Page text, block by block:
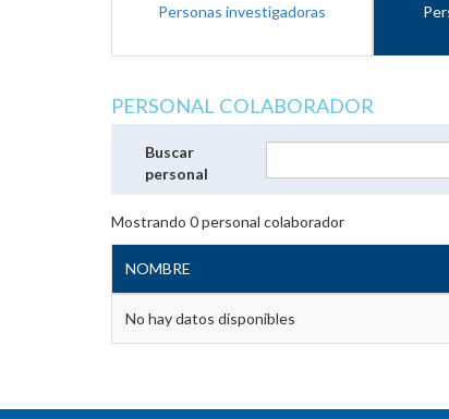
Personas investigadoras
PERSONAL COLABORADOR
Buscar
personal
Mostrando 0personal colaborador
NOMBRE
No hay datos disponibles